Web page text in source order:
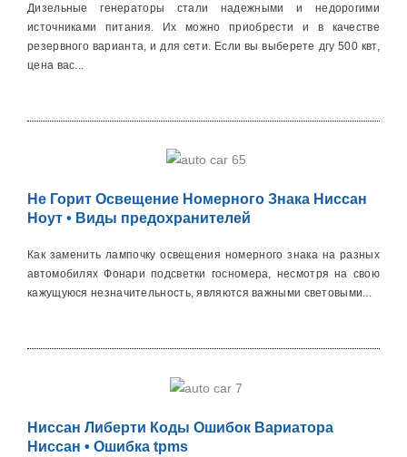
Дизельные генераторы стали надежными и недорогими
источниками питания. Их можно приобрести и в качестве
резервного варианта, и для сети. Если вы выберете дгу 500 квт,
цена вас...
Не Горит Освещение Номерного Знака Ниссан
Ноут • Виды предохранителей
Как заменить лампочку освещения номерного знака на разных
автомобилях Фонари подсветки госномера, несмотря на свою
кажущуюся незначительность, являются важными световыми...
Ниссан Либерти Коды Ошибок Вариатора
Ниссан • Ошибка tpms